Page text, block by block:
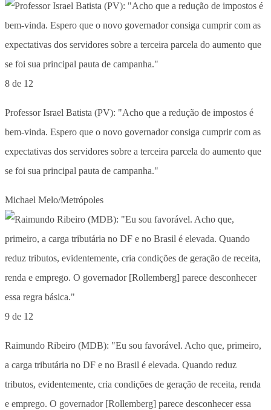
8 de 12
Professor Israel Batista (PV): "Acho que a redução de impostos é
bem-vinda. Espero que o novo governador consiga cumprir com as
expectativas dos servidores sobre a terceira parcela do aumento que
se foi sua principal pauta de campanha."
Michael Melo/Metrópoles
9 de 12
Raimundo Ribeiro (MDB): "Eu sou favorável. Acho que, primeiro,
a carga tributária no DF e no Brasil é elevada. Quando reduz
tributos, evidentemente, cria condições de geração de receita, renda
e emprego. O governador [Rollemberg] parece desconhecer essa